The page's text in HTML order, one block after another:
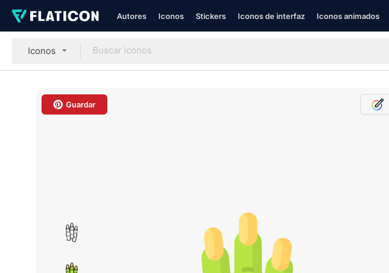
Autores Iconos Stickers Iconos de interfaz Iconos animados
Iconos
Guardar